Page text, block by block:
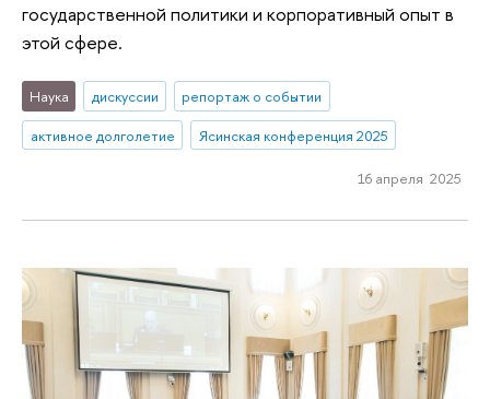
государственной политики и корпоративный опыт в
этой сфере.
Наука дискуссии
репортаж о событии
активное долголетие
Ясинская конференция 2025
16 апреля 2025